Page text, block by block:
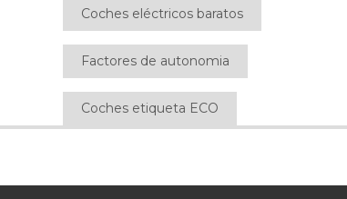
Coches eléctricos baratos
Factores de autonomia
Coches etiqueta ECO